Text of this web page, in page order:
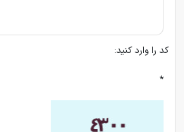
کد را وارد کنید:
*